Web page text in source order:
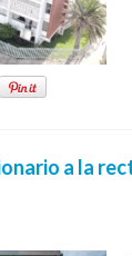
a la